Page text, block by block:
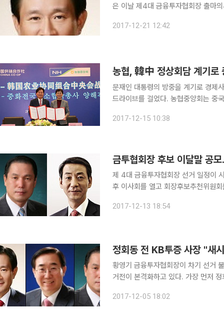
은 이날 제4대 금융투자협회장 출마
상대적으로 소외됐다는 의견이 많다”
2017-12-21 12:42
농협, 韓中 정상회담 계기로
문재인 대통령의 방중을 계기로 경제
드라이브를 걸었다. 농협중앙회는 중국 베이징에서 중화전국공소합작총사와 농식품 및 농자재 수
15일 밝혔다. 농협은 이번
2017-12-15 10:38
금투협회장 후보 이달말 공
제 4대 금융투자협회장 선거 일정이 시작된
후 이사회를 열고 회장후보추천위원
최종 후보를 선정, 1월말 증권사 56
2017-12-13 18:54
정회동 전 KB투증 사장 "새
황영기 금융투자협회장이 차기 선거
거전이 본격화하고 있다. 가장 먼저 정회동 전 KB투자증권 사장이 차기 협회장 선거 출마를 공식화
2017-12-05 18:02